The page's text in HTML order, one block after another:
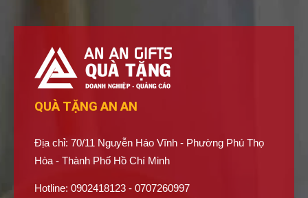
QUÀ TẶNG AN AN
Địa chỉ: 70/11 Nguyễn Háo Vĩnh - Phường Phú Thọ
Hòa - Thành Phố Hồ Chí Minh
Hotline: 0902418123 - 0707260997